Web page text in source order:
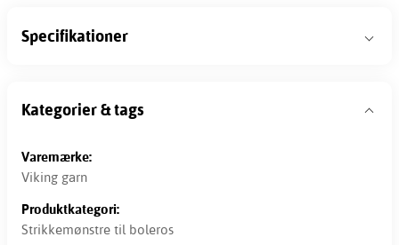
Specifikationer
Kategorier & tags
Varemærke:
Viking garn
Produktkategori:
Strikkemønstre til boleros